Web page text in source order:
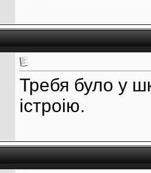
Требя було у
істроію.